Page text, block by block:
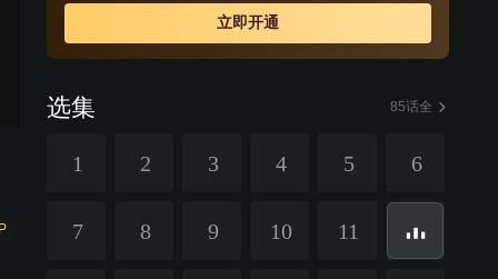
立即开通
选集 85话全
1 2 3 4 5 6
7 8 9 10 11